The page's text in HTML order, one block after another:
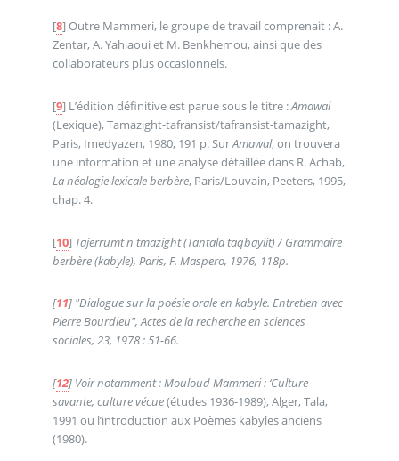
[8]Outre Mammeri, le groupe de travail comprenait : A.
Zentar, A. Yahiaoui et M. Benkhemou, ainsi que des
collaborateurs plus occasionnels.
[9] L’édition définitive est parue sous le titre :Amawal
(Lexique), Tamazight-tafransist/tafransist-tamazight,
Paris, Imedyazen, 1980, 191 p. SurAmawal, on trouvera
une information et une analyse détaillée dans R. Achab,
La néologie lexicale berbère, Paris/Louvain, Peeters, 1995,
chap. 4.
[10] Tajerrumt n tmazight (Tantala taqbaylit) / Grammaire
berbère (kabyle), Paris, F. Maspero, 1976, 118p.
[11] "Dialogue sur la poésie orale en kabyle. Entretien avec
Pierre Bourdieu",Actes de la recherche en sciences
sociales, 23, 1978 : 51-66.
[12] Voir notamment : Mouloud Mammeri : ‘Culture
savante, culture vécue(études 1936-1989), Alger, Tala,
1991 ou l’introduction aux Poèmes kabyles anciens
(1980).